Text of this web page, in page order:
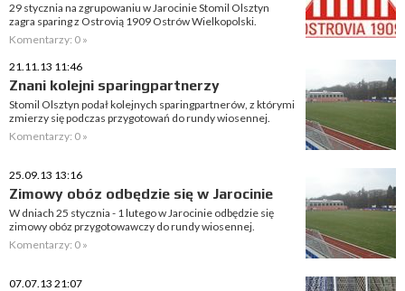
29 stycznia na zgrupowaniu w Jarocinie Stomil Olsztyn
zagra sparing z Ostrovią 1909 Ostrów Wielkopolski.
Komentarzy: 0 »
21.11.13 11:46
Znani kolejni sparingpartnerzy
Stomil Olsztyn podał kolejnych sparingpartnerów, z którymi
zmierzy się podczas przygotowań do rundy wiosennej.
Komentarzy: 0 »
25.09.13 13:16
Zimowy obóz odbędzie się w Jarocinie
W dniach 25 stycznia - 1 lutego w Jarocinie odbędzie się
zimowy obóz przygotowawczy do rundy wiosennej.
Komentarzy: 0 »
07.07.13 21:07